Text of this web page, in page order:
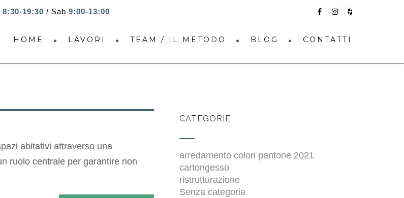
8:30-19:30 / Sab 9:00-13:00
HOME LAVORI TEAM / IL METODO BLOG CONTATTI
abitativi attraverso una
ruolo centrale per garantire non
CATEGORIE
arredamento colori pantone 2021
cartongesso
ristrutturazione
Senza categoria